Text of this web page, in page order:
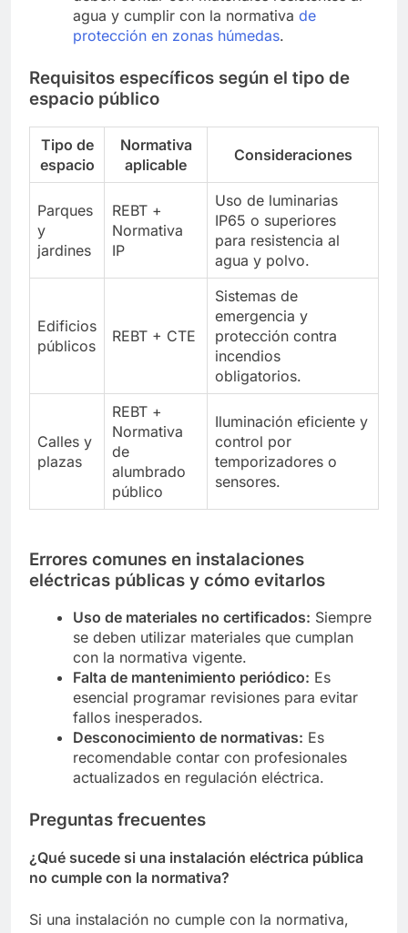
agua y cumplir con la normativa de
protección en zonas húmedas.
Requisitos específicos según el tipo de
espacio público
Tipo de
espacio
Normativa
aplicable
Consideraciones
Parques
y
jardines
REBT +
Normativa
IP
Uso de luminarias
IP65 o superiores
para resistencia al
agua y polvo.
Edificios
públicos
REBT + CTE
Sistemas de
emergencia y
protección contra
incendios
obligatorios.
Calles y
plazas
REBT +
Normativa
de
alumbrado
público
Iluminación eficiente y
control por
temporizadores o
sensores.
Errores comunes en instalaciones
eléctricas públicas y cómo evitarlos
Uso de materiales no certificados: Siempre
se deben utilizar materiales que cumplan
con la normativa vigente.
Falta de mantenimiento periódico: Es
esencial programar revisiones para evitar
fallos inesperados.
Desconocimiento de normativas: Es
recomendable contar con profesionales
actualizados en regulación eléctrica.
Preguntas frecuentes
¿Qué sucede si una instalación eléctrica pública
no cumple con la normativa?
Si una instalación no cumple con la normativa,